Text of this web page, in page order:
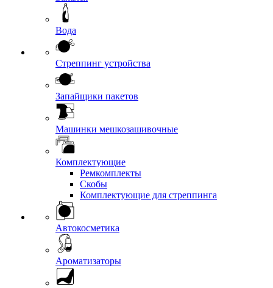
Вода
Стреппинг устройства
Запайщики пакетов
Машинки мешкозашивочные
Комплектующие
Ремкомплекты
Скобы
Комплектующие для стреппинга
Автокосметика
Ароматизаторы